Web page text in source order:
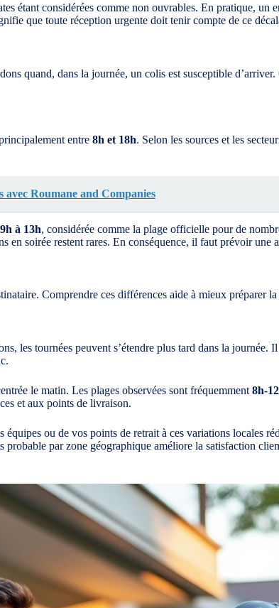
étant considérées comme non ouvrables. En pratique, un
que toute réception urgente doit tenir compte de ce
quand, dans la journée, un colis est susceptible
entre 8h et 18h. Selon les sources et les
Roumane and Companies
9h à 13h, considérée comme la plage officielle pour de
en soirée restent rares. En conséquence, il faut prévoir une
Comprendre ces différences aide à mieux préparer
les tournées peuvent s’étendre plus tard dans la journée.
le matin. Les plages observées sont fréquemment 8h-
et aux points de livraison.
ou de vos points de retrait à ces variations locales
par zone géographique améliore la satisfaction